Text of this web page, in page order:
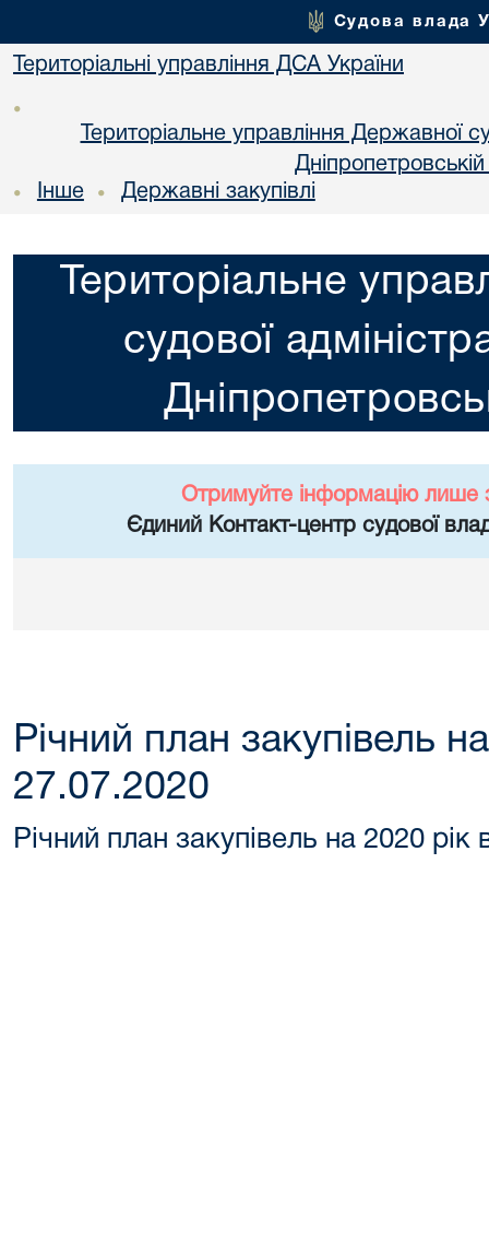
Судова влада
Територіальні управління ДСА України
•
Територіальне управління Державної
• Інше • Державні закупівлі
Територіальне
судової
Отримуйте інформацію лише
Єдиний Контакт-центр судової
Річний план закупівель
27.07.2020
Річний план закупівель на 2020 рік